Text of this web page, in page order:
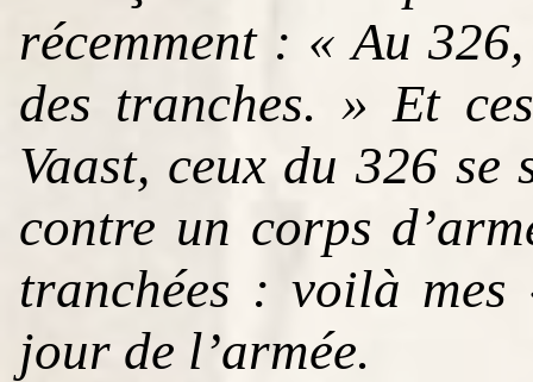
récemment : « Au
des tranches. » Et
Vaast, ceux du 326 se
contre un corps
tranchées : voilà
jour de l’armée.